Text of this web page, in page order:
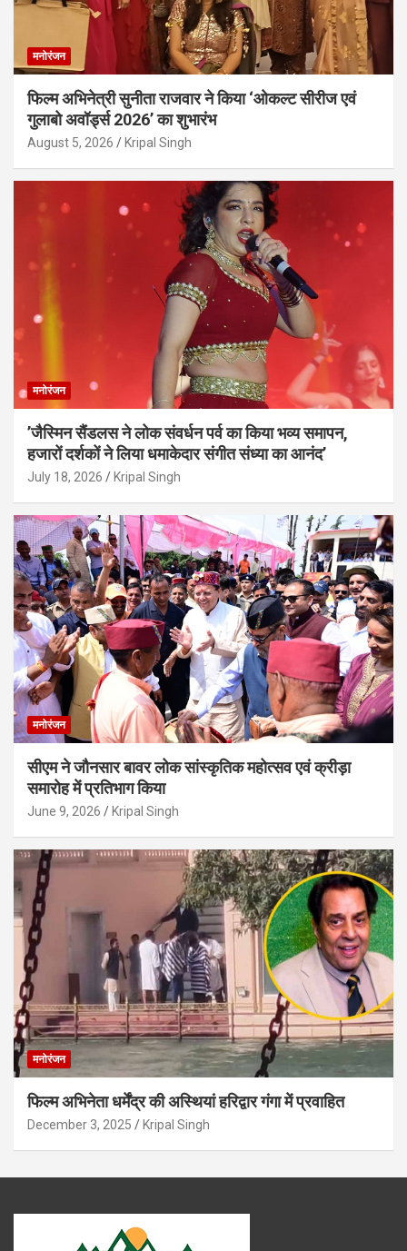
मनोरंजन
फिल्म अभिनेत्री सुनीता राजवार ने किया ‘ओकल्ट सीरीज एवं
गुलाबो अवॉर्ड्स 2026’ का शुभारंभ
August 5, 2026 Kripal Singh
मनोरंजन
’जैस्मिन सैंडलस ने लोक संवर्धन पर्व का किया भव्य समापन,
हजारों दर्शकों ने लिया धमाकेदार संगीत संध्या का आनंद’
July 18, 2026 Kripal Singh
मनोरंजन
सीएम ने जौनसार बावर लोक सांस्कृतिक महोत्सव एवं क्रीड़ा
समारोह में प्रतिभाग किया
June 9, 2026 Kripal Singh
मनोरंजन
फिल्म अभिनेता धर्मेंद्र की अस्थियां हरिद्वार गंगा में प्रवाहित
December 3, 2025 Kripal Singh